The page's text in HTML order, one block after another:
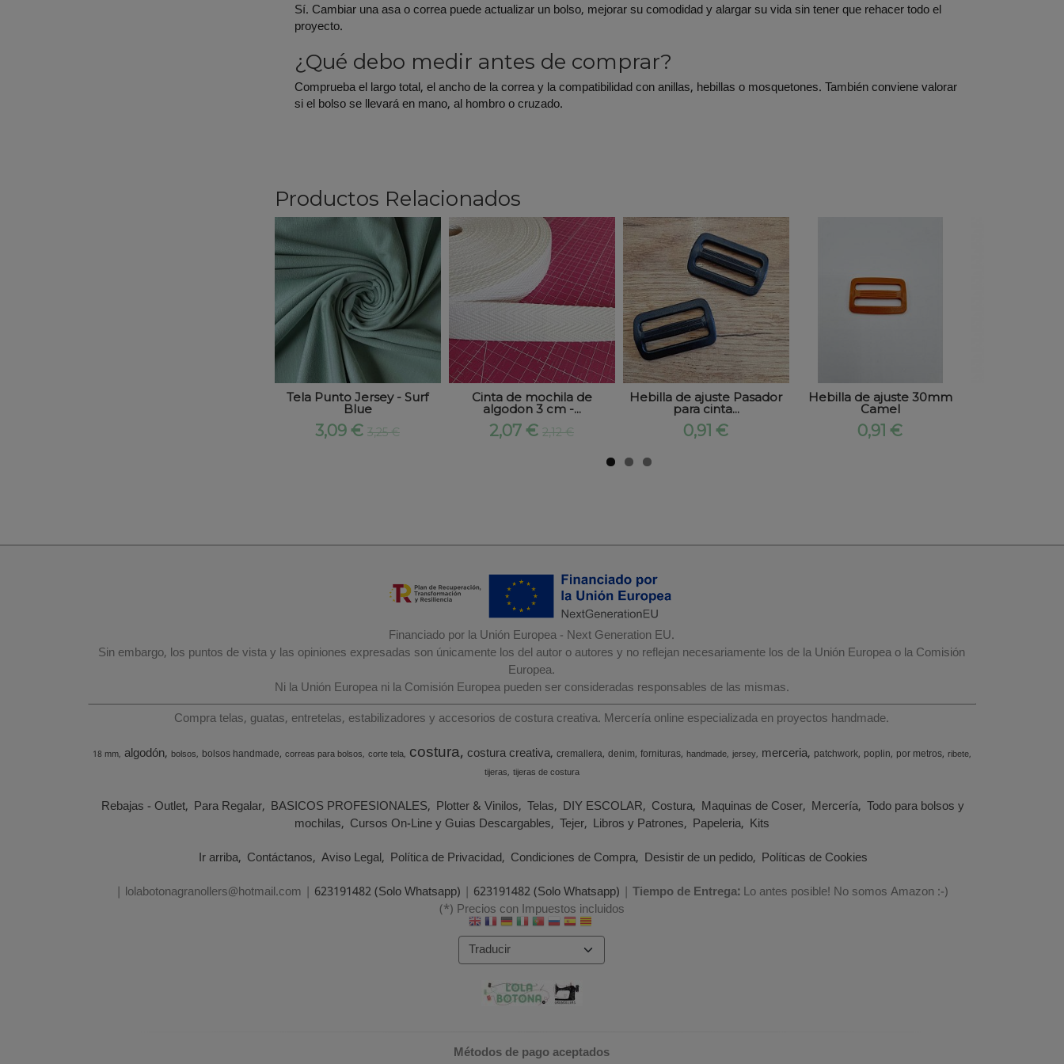
Sí. Cambiar una asa o correa puede actualizar un bolso, mejorar su comodidad y alargar su vida sin tener que rehacer todo el
proyecto.
¿Qué debo medir antes de comprar?
Comprueba el largo total, el ancho de la correa y la compatibilidad con anillas, hebillas o mosquetones. También conviene valorar
si el bolso se llevará en mano, al hombro o cruzado.
Productos Relacionados
Tela Punto Jersey - Surf
Blue
3,09 €3,25 €
Cinta de mochila de
algodon 3 cm -...
2,07 €2,12 €
Hebilla de ajuste Pasador
para cinta...
0,91 €
Hebilla de ajuste 30mm
Camel
0,91 €
Financiado por la Unión Europea - Next Generation EU.
Sin embargo, los puntos de vista y las opiniones expresadas son únicamente los del autor o autores y no reflejan necesariamente los de la Unión Europea o la Comisión
Europea.
Ni la Unión Europea ni la Comisión Europea pueden ser consideradas responsables de las mismas.
Compra telas, guatas, entretelas, estabilizadores y accesorios de costura creativa. Mercería online especializada en proyectos handmade.
18 mm algodón bolsos bolsos handmade correas para bolsos corte tela costura costura creativa cremallera denim fornituras handmade jersey merceria patchwork poplin por metros ribete
tijeras tijeras de costura
Rebajas - Outlet Para Regalar BASICOS PROFESIONALES Plotter & Vinilos Telas DIY ESCOLAR Costura Maquinas de Coser Mercería Todo para bolsos y
mochilas Cursos On-Line y Guias Descargables Tejer Libros y Patrones Papeleria Kits
Ir arriba Contáctanos Aviso Legal Política de Privacidad Condiciones de Compra Desistir de un pedido Políticas de Cookies
| lolabotonagranollers@hotmail.com | 623191482 (Solo Whatsapp) | 623191482 (Solo Whatsapp) | Tiempo de Entrega:Lo antes posible! No somos Amazon :-)
(*) Precios con Impuestos incluidos
Métodos de pago aceptados